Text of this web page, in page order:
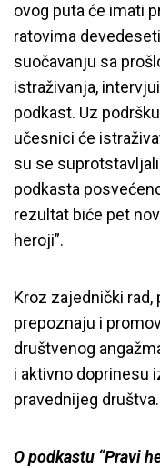
ovog puta će imati
ratovima
suočavanju sa
istraživanja,
podkast. Uz
učesnici će
su se
podkasta
rezultat biće pet
heroji”.
Kroz zajednički rad,
prepoznaju i
društvenog
i aktivno doprinesu
pravednijeg društva.
O podkastu “Pravi